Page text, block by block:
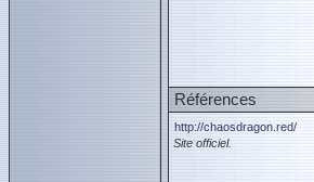
Références
http://chaosdragon.red/
Site officiel.